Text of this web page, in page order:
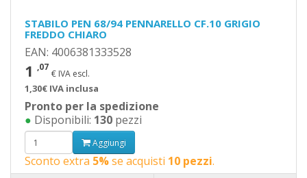
STABILO PEN 68/94 PENNARELLO CF.10 GRIGIO
FREDDO CHIARO
EAN: 4006381333528
1 ,07
€ IVA escl.
1,30€ IVA inclusa
Pronto per la spedizione
● Disponibili: 130 pezzi
Aggiungi
Sconto extra 5%se acquisti 10 pezzi.